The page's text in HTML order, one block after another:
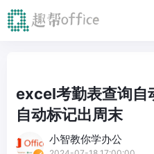
excel考勤表查询自
自动标记出周末
小智教你学办公